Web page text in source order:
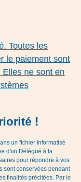
Toutes les
le paiement sont
ne sont en
!
un fichier informatisé
d'un Délégué à la
pour répondre à vos
sont conservées pendant
finalités précitées. Par le